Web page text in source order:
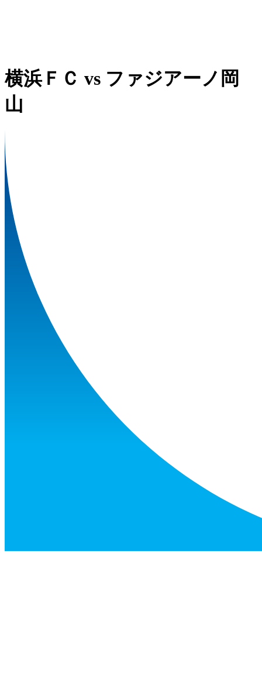
横浜ＦＣ vs ファジアーノ岡
山